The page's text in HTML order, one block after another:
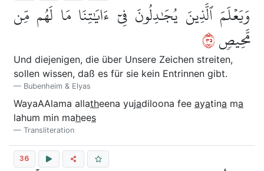
وَيَعۡلَمَ ٱلَّذِينَ يُجَٰدِلُونَ فِيٓ ءَايَٰتِنَا مَا لَهُم مِّن
مَّحِيصٖ٥٣
Und diejenigen, die über Unsere Zeichen streiten,
sollen wissen, daß es für sie kein Entrinnen gibt.
Bubenheim & Elyas
WayaAAlama allatheena yujadiloona fee ayatina ma
lahum min mahees
Transliteration
36